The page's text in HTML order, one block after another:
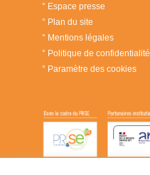
° Espace presse
° Plan du site
° Mentions légales
° Politique de confidentialité
° Paramètre des cookies